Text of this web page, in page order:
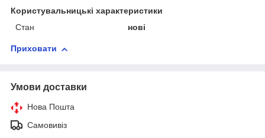
Користувальницькі характеристики
Стан
нові
Приховати
Умови доставки
Нова Пошта
Самовивіз